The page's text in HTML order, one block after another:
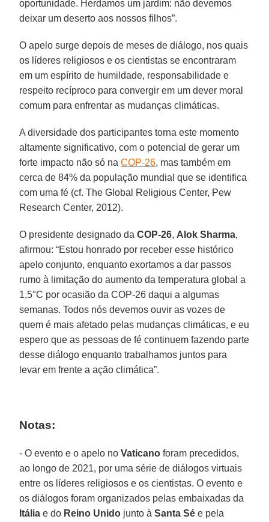
oportunidade. Herdamos um jardim: não devemos
deixar um deserto aos nossos filhos”.
O apelo surge depois de meses de diálogo, nos quais
os líderes religiosos e os cientistas se encontraram
em um espírito de humildade, responsabilidade e
respeito recíproco para convergir em um dever moral
comum para enfrentar as mudanças climáticas.
A diversidade dos participantes torna este momento
altamente significativo, com o potencial de gerar um
forte impacto não só naCOP-26, mas também em
cerca de 84% da população mundial que se identifica
com uma fé (cf. The Global Religious Center, Pew
Research Center, 2012).
O presidente designado daCOP-26, Alok Sharma,
afirmou: “Estou honrado por receber esse histórico
apelo conjunto, enquanto exortamos a dar passos
rumo à limitação do aumento da temperatura global a
1,5°C por ocasião da COP-26 daqui a algumas
semanas. Todos nós devemos ouvir as vozes de
quem é mais afetado pelas mudanças climáticas, e eu
espero que as pessoas de fé continuem fazendo parte
desse diálogo enquanto trabalhamos juntos para
levar em frente a ação climática”.
Notas:
- O evento e o apelo noVaticano foram precedidos,
ao longo de 2021, por uma série de diálogos virtuais
entre os líderes religiosos e os cientistas. O evento e
os diálogos foram organizados pelas embaixadas da
Itália e do Reino Unido junto àSanta Sé e pela